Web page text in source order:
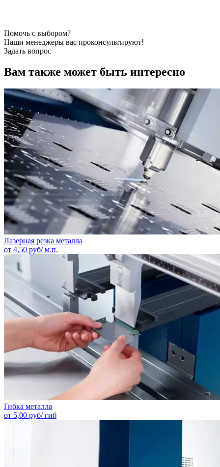
Помочь с выбором?
Наши менеджеры вас проконсультируют!
Задать вопрос
Вам также может быть интересно
Лазерная резка металла
от 4,50 руб/ м.п.
Гибка металла
от 5,00 руб/ гиб